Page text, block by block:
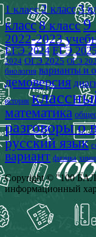
1 класс 2 класс3
класс8 класс9
2022-2023
ЕГЭ 2024 ЕГЭ
2024 ОГЭ 2025 ОГЭ
биология варианты и
демоверсия
история
математика
разговоры о
русский язык
вариант физика
Copyright © "100
информационный